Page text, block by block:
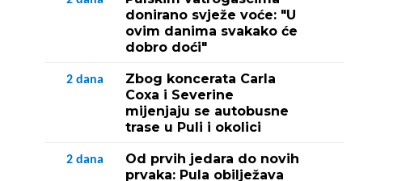
donirano svježe voće: "U
ovim danima svakako će
dobro doći"
2 dana
Zbog koncerata Carla
Coxa i Severine
mijenjaju se autobusne
trase u Puli i okolici
2 dana
Od prvih jedara do novih
prvaka: Pula obilježava